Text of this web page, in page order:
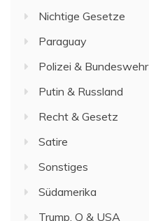
Nichtige Gesetze
Paraguay
Polizei & Bundeswehr
Putin & Russland
Recht & Gesetz
Satire
Sonstiges
Südamerika
Trump, Q & USA